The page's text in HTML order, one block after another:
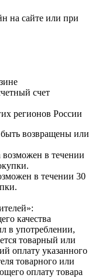
на сайте или при
счет
регионов России
возвращены или
возможен в течении
в течении 30
качества
в употреблении,
товарный или
оплату указанного
товарного или
оплату товара